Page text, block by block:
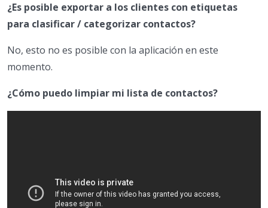
¿Es posible exportar a los clientes con etiquetas
para clasificar / categorizar contactos?
No, esto no es posible con la aplicación en este
momento.
¿Cómo puedo limpiar mi lista de contactos?